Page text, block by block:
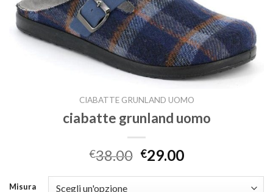
CIABATTE GRUNLAND UOMO
ciabatte grunland uomo
€38.00 €29.00
Misura